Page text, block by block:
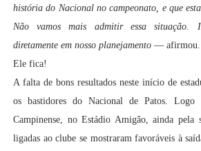
história do Nacional no campeonato, e que
Não vamos mais admitir essa situação.
diretamente em nosso planejamento— afirmou.
Ele fica!
A falta de bons resultados neste início de
os bastidores do Nacional de Patos.
Campinense, no Estádio Amigão, ainda pela
ligadas ao clube se mostraram favoráveis à